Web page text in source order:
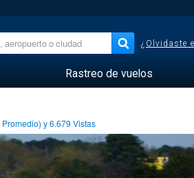
¿Olvidaste
Rastreo de vuelos
Promedio) y6.679 Vistas